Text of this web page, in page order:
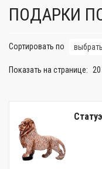
ПОДАРКИ
Сортировать по выбрать
Показать на странице: 20